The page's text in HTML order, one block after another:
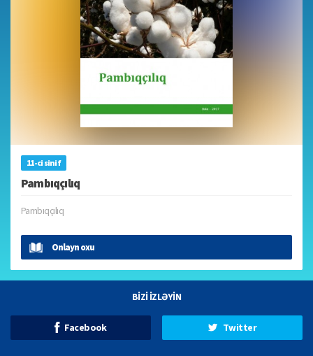
11-ci sinif
Pambıqçılıq
Pambıqçılıq
Onlayn oxu
BİZİ İZLƏYİN
Facebook Twitter